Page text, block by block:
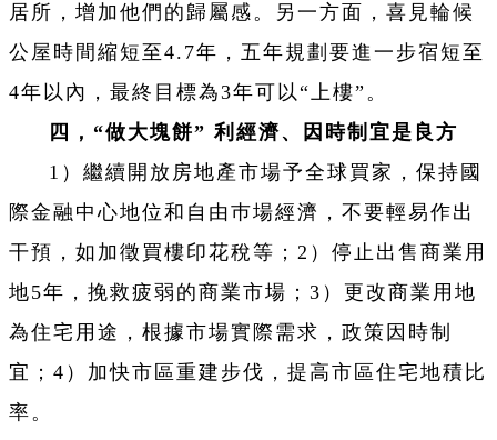
居所，增加他們的歸屬感。另一方面，喜見輪候
公屋時間縮短至4.7年，五年規劃要進一步宿短至
4年以內，最終目標為3年可以“上樓”。
四，“做大塊餅” 利經濟、因時制宜是良方
1）繼續開放房地產市場予全球買家，保持國
際金融中心地位和自由巿場經濟，不要輕易作出
干預，如加徵買樓印花稅等；2）停止出售商業用
地5年，挽救疲弱的商業市場；3）更改商業用地
為住宅用途，根據市場實際需求，政策因時制
宜；4）加快市區重建步伐，提高市區住宅地積比
率。